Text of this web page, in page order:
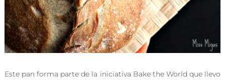
Este pan forma parte de la iniciativa Bake the World que llevo